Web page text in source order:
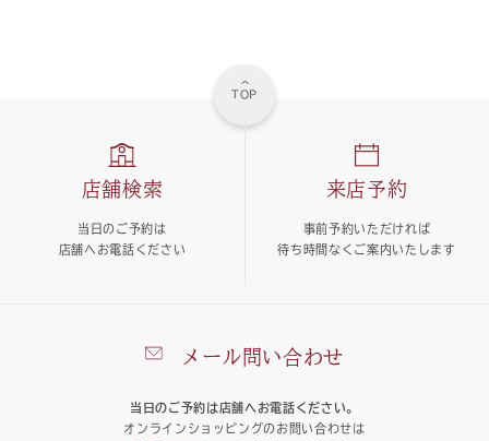
TOP
メール問い合わせ
当日のご予約は店舗へお電話ください。
オンラインショッピングのお問い合わせは
店舗検索
当日のご予約は
店舗へお電話ください
来店予約
事前予約いただければ
待ち時間なくご案内いたします